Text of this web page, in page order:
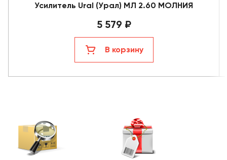
Усилитель Ural (Урал) МЛ 2.60 МОЛНИЯ
5 579 ₽
В корзину